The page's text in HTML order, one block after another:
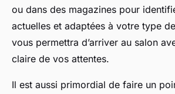
ou dans des magazines pour
actuelles et adaptées à votre type
vous permettra d’arriver au salon
claire de vos attentes.
Il est aussi primordial de faire un